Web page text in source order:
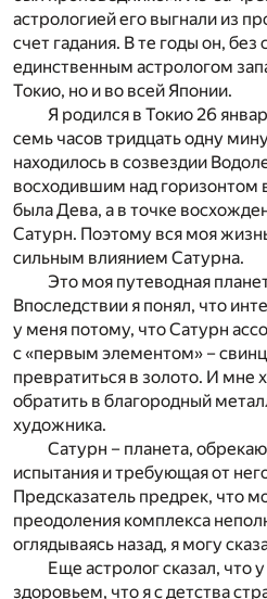
астрологией его выгнали из
счет гадания. В те годы он,
единственным астрологом
Токио, но и во всей Японии.
Я родился в Токио 26
семь часов тридцать одну
находилось в созвездии
восходившим над горизонтом
была Дева, а в точке
Сатурн. Поэтому вся моя
сильным влиянием Сатурна.
Это моя путеводная
Впоследствии я понял, что
у меня потому, что Сатурн
с «первым элементом» –
превратиться в золото. И мне
обратить в благородный
художника.
Сатурн – планета,
испытания и требующая от
Предсказатель предрек, что
преодоления комплекса
оглядываясь назад, я могу
Еще астролог сказал, что
здоровьем, что я с детства